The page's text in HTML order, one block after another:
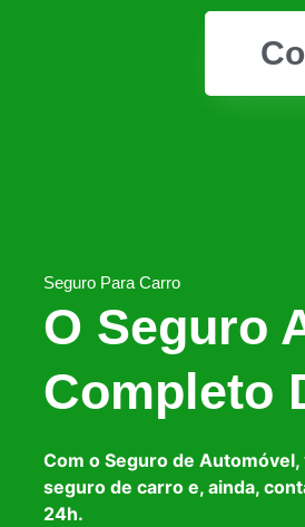
Seguro Para Carro
O Seguro
Completo
Com o Seguro de
seguro de carro e, ainda,
24h.